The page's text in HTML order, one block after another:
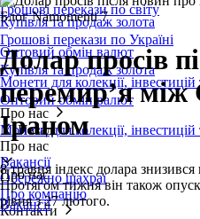
Купівля та продаж золота
Оптовий обмін валют
Монети для колекції,
Про нас
Назад
Про нас
Вакансії
Обережно шахраї
Про компанію
Контакти
Грошові перекази по світу
Грошові перекази по Україні
Купівля та продаж золота
Оптовий обмін валют
Монети для колекції,
Про нас
Вакансії
Долар просів
перемир’я
Іраном
8 травня індекс долара
Протягом тижня він також
рівня з 27 лютого.